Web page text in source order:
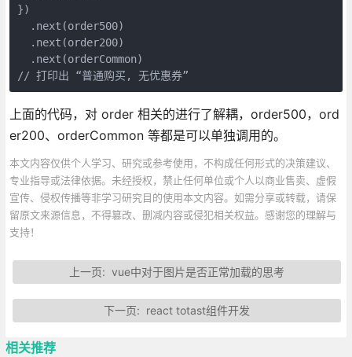
})
  .next(order500)
  .next(order200)
  .next(orderCommon)
// 打印出 “普通购买, 无优惠券”
上面的代码，对 order 相关的进行了解耦，order500，ord
er200、orderCommon 等都是可以单独调用的。
本文内容仅供个人学习、研究或参考使用，不构成任何形式的决策建议、
专业指导或法律依据。未经授权，禁止任何单位或个人以商业售卖、虚假
宣传、侵权传播等非学习研究目的使用本文内容。如需分享或转载，请保
留原文来源信息，不得篡改、删减内容或侵犯相关权益。感谢您的理解与
支持！
上一页: vue中对于图片是否正常加载的思考
下一页: react totast组件开发
相关推荐